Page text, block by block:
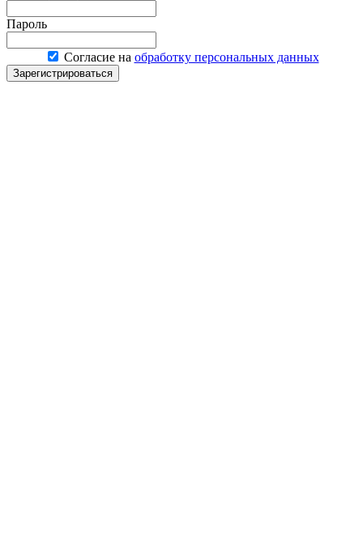
Пароль
Согласие на обработку персональных данных
Зарегистрироваться